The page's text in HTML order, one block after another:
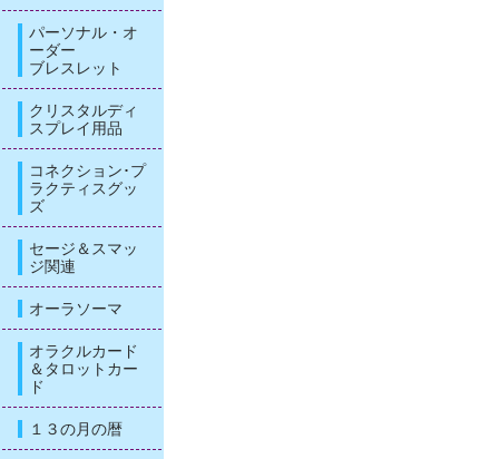
パーソナル・オ
ーダー
ブレスレット
クリスタルディ
スプレイ用品
コネクション･プ
ラクティスグッ
ズ
セージ＆スマッ
ジ関連
オーラソーマ
オラクルカード
＆タロットカー
ド
１３の月の暦